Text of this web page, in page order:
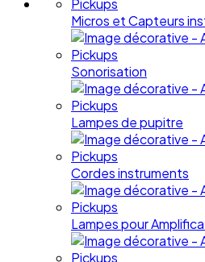
Micros et Capteurs
Sonorisation
Lampes de pupitre
Cordes instruments
Lampes pour